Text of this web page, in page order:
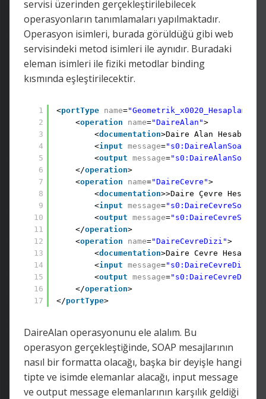
servisi üzerinden gerçekleştirilebilecek
operasyonların tanımlamaları yapılmaktadır.
Operasyon isimleri, burada görüldüğü gibi web
servisindeki metod isimleri ile aynıdır. Buradaki
eleman isimleri ile fiziki metodlar binding
kısmında eşleştirilecektir.
1
2
3
4
5
6
7
8
9
10
11
12
13
14
15
16
17
<portType name=
<operation name="DaireAlan">
<documentation>Daire Alan Hesabi
<input message="s0:DaireAlanSoapIn"
<output message=
</operation>
<operation name="DaireCevre">
<documentation>>Daire Çevre Hesabi
<input message="s0:DaireCevreSoapIn"
<output message=
</operation>
<operation name="DaireCevreDizi">
<documentation>Daire Cevre
<input message=
<output message=
</operation>
</portType>
DaireAlan operasyonunu ele alalım. Bu
operasyon gerçekleştiğinde, SOAP mesajlarının
nasıl bir formatta olacağı, başka bir deyişle hangi
tipte ve isimde elemanlar alacağı, input message
ve output message elemanlarının karşılık geldiği